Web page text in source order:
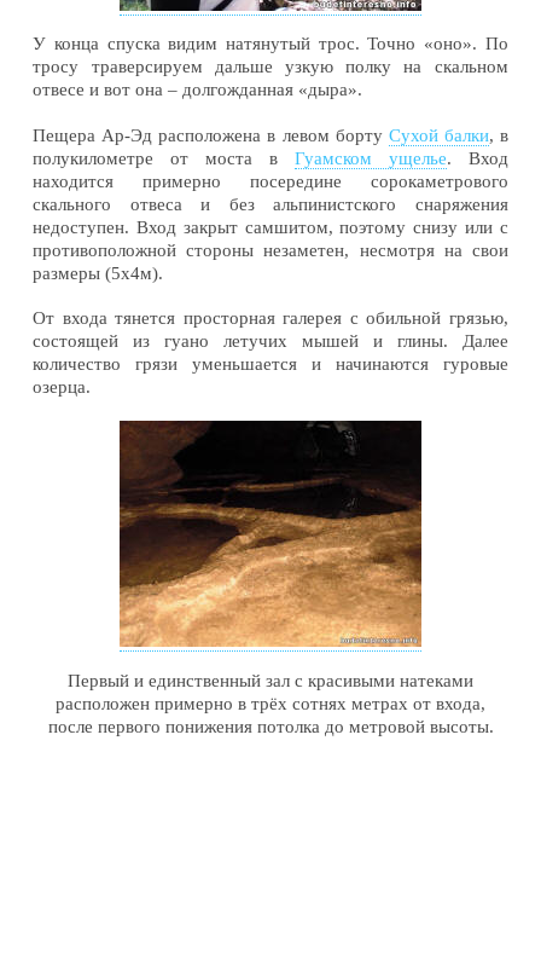
У конца спуска видим натянутый трос. Точно «оно». По
тросу траверсируем дальше узкую полку на скальном
отвесе и вот она – долгожданная «дыра».
Пещера Ар-Эд расположена в левом борту Сухой балки, в
полукилометре от моста в Гуамском ущелье. Вход
находится примерно посередине сорокаметрового
скального отвеса и без альпинистского снаряжения
недоступен. Вход закрыт самшитом, поэтому снизу или с
противоположной стороны незаметен, несмотря на свои
размеры (5х4м).
От входа тянется просторная галерея с обильной грязью,
состоящей из гуано летучих мышей и глины. Далее
количество грязи уменьшается и начинаются гуровые
озерца.
Первый и единственный зал с красивыми натеками
расположен примерно в трёх сотнях метрах от входа,
после первого понижения потолка до метровой высоты.